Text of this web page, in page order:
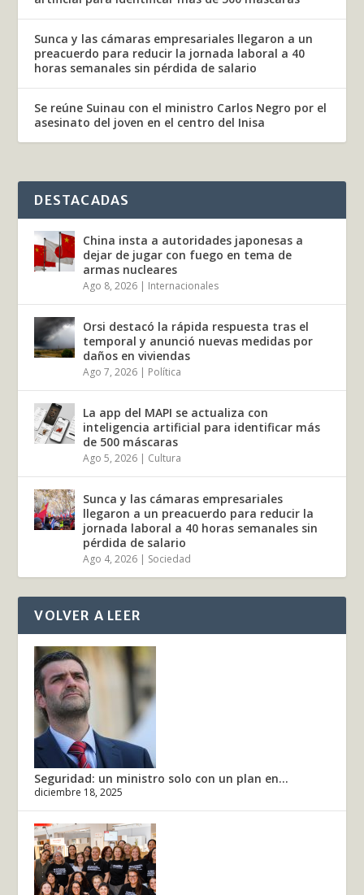
Sunca y las cámaras empresariales llegaron a un
preacuerdo para reducir la jornada laboral a 40
horas semanales sin pérdida de salario
Se reúne Suinau con el ministro Carlos Negro por el
asesinato del joven en el centro del Inisa
DESTACADAS
China insta a autoridades japonesas a
dejar de jugar con fuego en tema de
armas nucleares
Ago 8, 2026 | Internacionales
Orsi destacó la rápida respuesta tras el
temporal y anunció nuevas medidas por
daños en viviendas
Ago 7, 2026 | Política
La app del MAPI se actualiza con
inteligencia artificial para identificar más
de 500 máscaras
Ago 5, 2026 | Cultura
Sunca y las cámaras empresariales
llegaron a un preacuerdo para reducir la
jornada laboral a 40 horas semanales sin
pérdida de salario
Ago 4, 2026 | Sociedad
VOLVER A LEER
Seguridad: un ministro solo con un plan en...
diciembre 18, 2025